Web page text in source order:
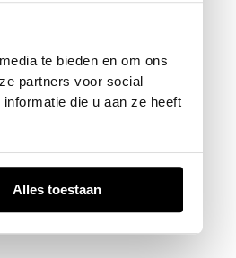
te bieden en om ons
partners voor social
die u aan ze heeft
Alles toestaan
for more information).